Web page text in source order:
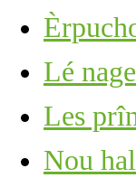
Lé
Les
Nou